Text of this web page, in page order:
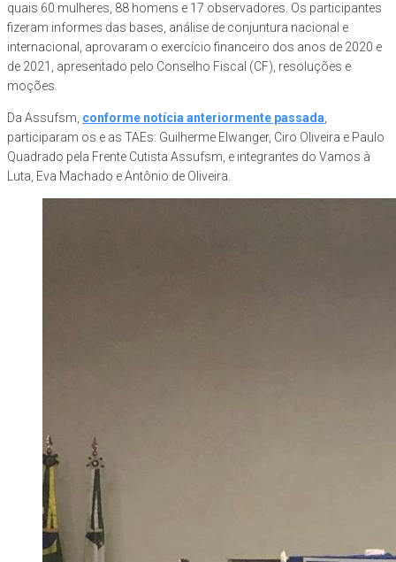
quais 60 mulheres, 88 homens e 17 observadores. Os participantes
fizeram informes das bases, análise de conjuntura nacional e
internacional, aprovaram o exercício financeiro dos anos de 2020 e
de 2021, apresentado pelo Conselho Fiscal (CF), resoluções e
moções.
Da Assufsm, conforme notícia anteriormente passada
participaram os e as TAEs: Guilherme Elwanger, Ciro Oliveira e Paulo
Quadrado pela Frente Cutista Assufsm, e integrantes do Vamos à
Luta, Eva Machado e Antônio de Oliveira.